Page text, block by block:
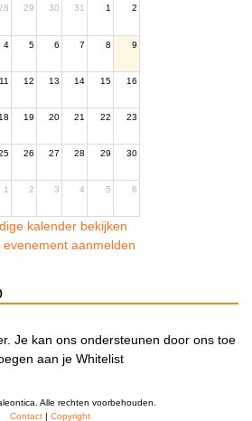
29 30 31 1 2
4 5 6 7 8 9
11 12 13 14 15 16
19 20 21 22 23
26 27 28 29 30
1 2 3 4 5 6
kalender bekijken
evenement aanmelden
Je kan ons ondersteunen door ons toe
aan je Whitelist
Alle rechten voorbehouden.
Contact| Copyright